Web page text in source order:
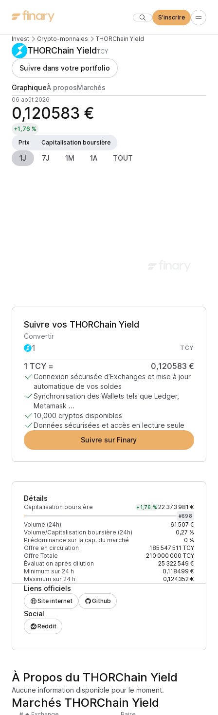
S'inscrire
Invest Crypto-monnaies THORChain Yield
THORChain YieldTCY
Suivre dans votre portfolio
GraphiqueÀ proposMarchés
06 août 2026
0,120583 €
+1,76 %
Prix
Capitalisation boursière
1J 7J 1M 1A TOUT
Suivre vos THORChain Yield
Convertir
TCY
1 TCY = 0,120583 €
Connexion sécurisée d’Exchanges et mise à jour
automatique de vos soldes
Synchronisation des Wallets tels que Ledger,
Metamask ...
10,000 cryptos disponibles
Données sécurisées et accès en lecture seule
Suivre sur Finary
Détails
Capitalisation boursière +1,76 % 22 373 981 €
#698
Volume (24h)
61 507 €
Volume/Capitalisation boursière (24h)
0,27 %
Prédominance sur la cap. du marché
0 %
Offre en circulation
185 547 511 TCY
Offre Totale
210 000 000 TCY
Évaluation après dilution
25 322 549 €
Minimum sur 24 h
0,118499 €
Maximum sur 24 h
0,124352 €
Liens officiels
Site internet Github
Social
Reddit
À Propos du THORChain Yield
Aucune information disponible pour le moment.
Marchés THORChain Yield